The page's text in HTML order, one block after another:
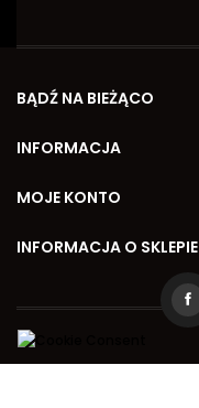
BĄDŹ NA BIEŻĄCO
INFORMACJA
MOJE KONTO
INFORMACJA O SKLEPIE